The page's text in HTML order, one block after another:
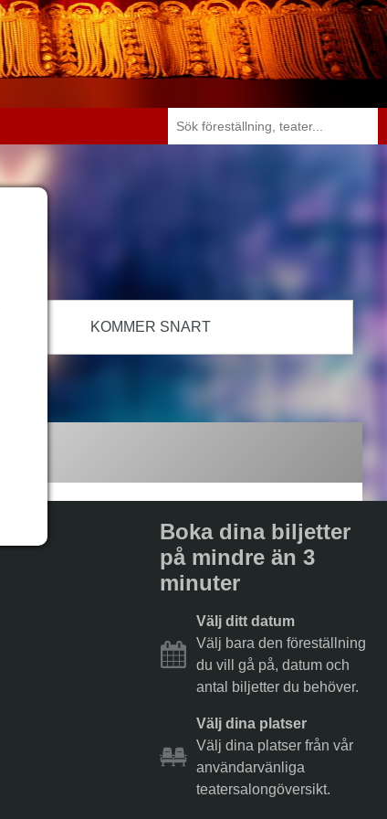
KOMMER SNART
Boka dina biljetter
på mindre än 3
minuter
Välj ditt datum
Välj bara den föreställning
du vill gå på, datum och
antal biljetter du behöver.
Välj dina platser
Välj dina platser från vår
användarvänliga
teatersalongöversikt.